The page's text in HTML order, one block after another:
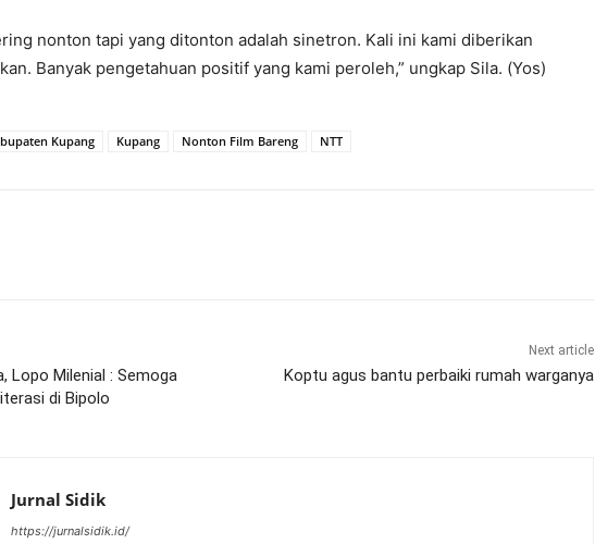
nonton tapi yang ditonton adalah sinetron. Kali ini kami diberikan
Banyak pengetahuan positif yang kami peroleh,” ungkap Sila. (Yos)
Kupang Kupang Nonton Film Bareng NTT
Lopo Milenial : Semoga
di Bipolo
Next article
Koptu agus bantu perbaiki rumah warganya
Jurnal Sidik
https://jurnalsidik.id/